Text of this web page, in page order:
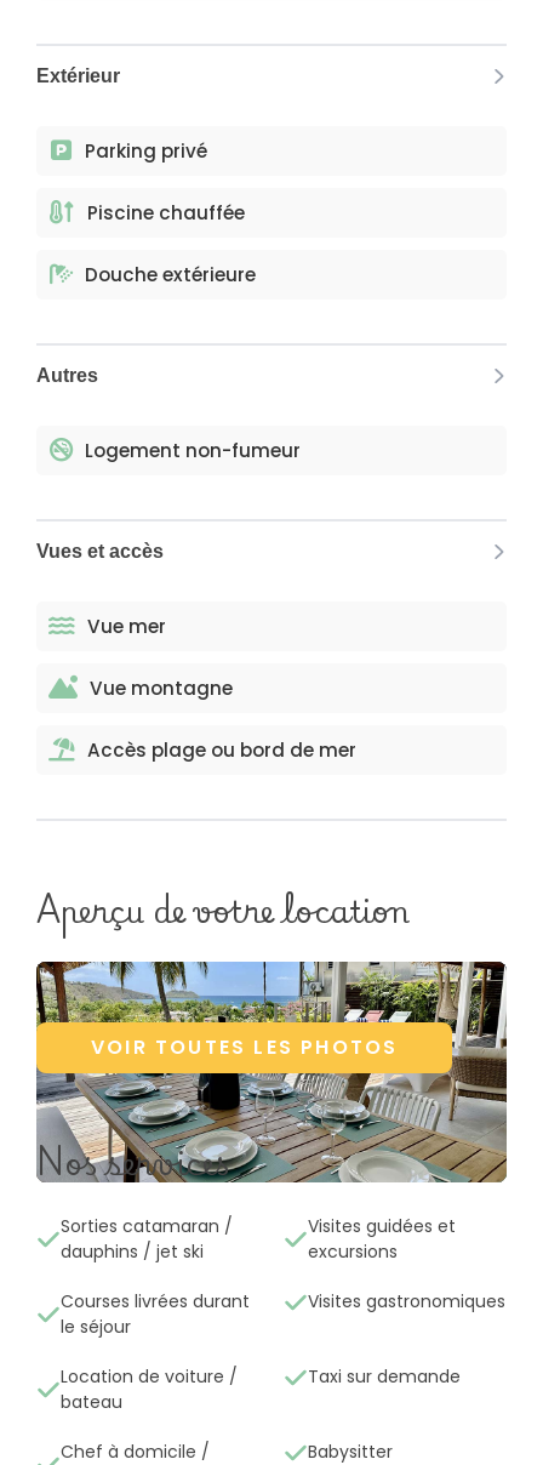
Extérieur
Parking privé
Piscine chauffée
Douche extérieure
Autres
Logement non-fumeur
Vues et accès
Vue mer
Vue montagne
Accès plage ou bord de mer
Aperçu de votre location
VOIR TOUTES LES PHOTOS
Nos services
Sorties catamaran /
dauphins / jet ski
Visites guidées et
excursions
Courses livrées durant
le séjour
Visites gastronomiques
Location de voiture /
bateau
Taxi sur demande
Chef à domicile / Babysitter